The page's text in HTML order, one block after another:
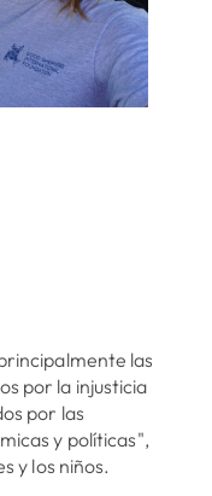
las
por la injusticia
por las
y políticas",
y los niños.